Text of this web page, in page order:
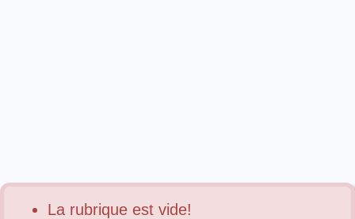
La rubrique est vide!